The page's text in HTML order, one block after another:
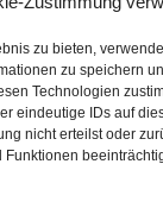
zu bieten,
zu speichern
Technologien
eindeutige IDs auf
nicht erteilst oder